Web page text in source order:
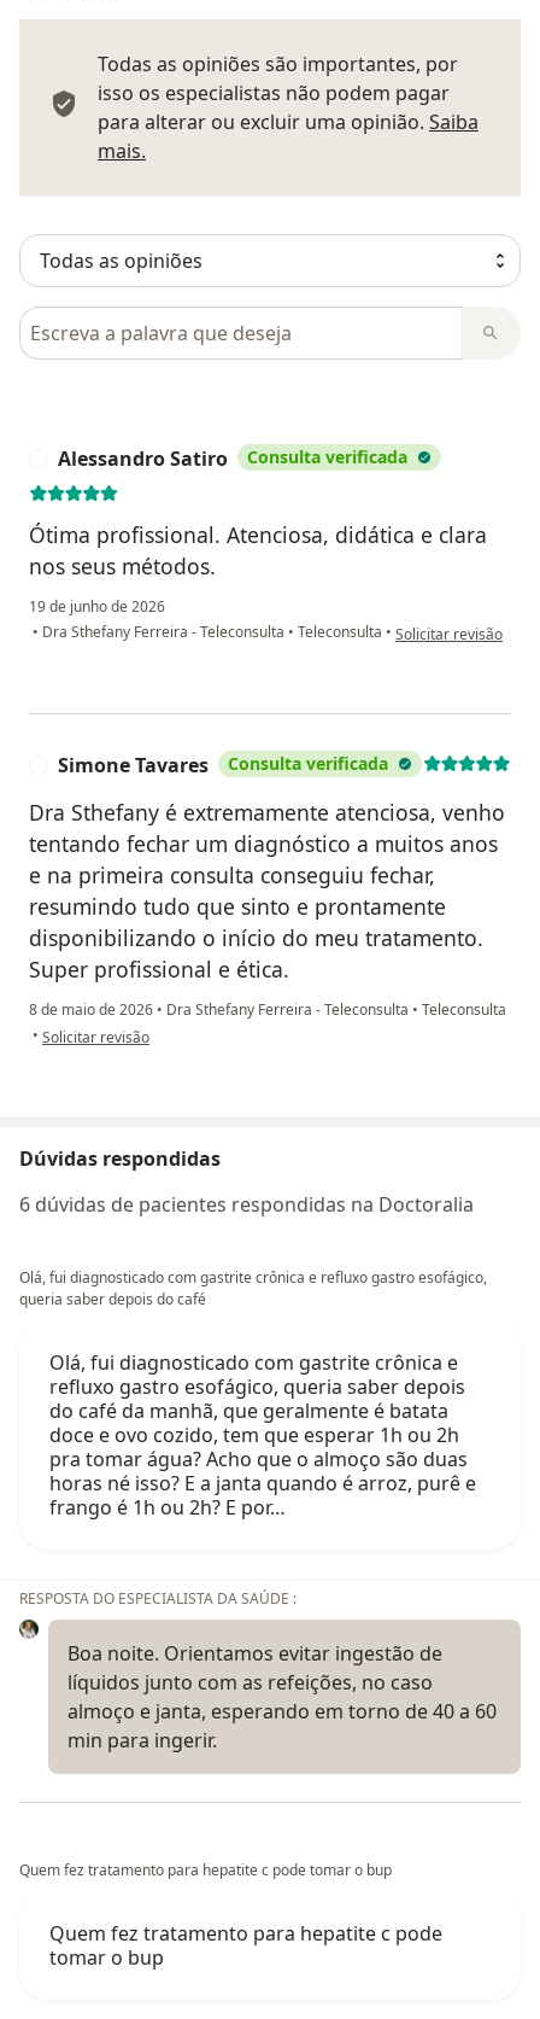
Todas as opiniões são importantes, por
isso os especialistas não podem pagar
para alterar ou excluir uma opinião. Saiba
mais.
Pesquisar em opiniões
Alessandro Satiro Consulta verificada
Ótima profissional. Atenciosa, didática e clara
nos seus métodos.
19 de junho de 2026
• Dra Sthefany Ferreira - Teleconsulta • Teleconsulta • na opinião do
Solicitar revisão
Simone Tavares Consulta verificada
Dra Sthefany é extremamente atenciosa, venho
tentando fechar um diagnóstico a muitos anos
e na primeira consulta conseguiu fechar,
resumindo tudo que sinto e prontamente
disponibilizando o início do meu tratamento.
Super profissional e ética.
8 de maio de 2026 • Dra Sthefany Ferreira - Teleconsulta • Teleconsulta
• na opinião do utilizador Simone Tavares
Solicitar revisão
Dúvidas respondidas
6 dúvidas de pacientes respondidas na Doctoralia
Olá, fui diagnosticado com gastrite crônica e refluxo gastro esofágico,
queria saber depois do café
Olá, fui diagnosticado com gastrite crônica e
refluxo gastro esofágico, queria saber depois
do café da manhã, que geralmente é batata
doce e ovo cozido, tem que esperar 1h ou 2h
pra tomar água? Acho que o almoço são duas
horas né isso? E a janta quando é arroz, purê e
frango é 1h ou 2h? E por…
RESPOSTA DO ESPECIALISTA DA SAÚDE :
Boa noite. Orientamos evitar ingestão de
líquidos junto com as refeições, no caso
almoço e janta, esperando em torno de 40 a 60
min para ingerir.
Quem fez tratamento para hepatite c pode tomar o bup
Quem fez tratamento para hepatite c pode
tomar o bup